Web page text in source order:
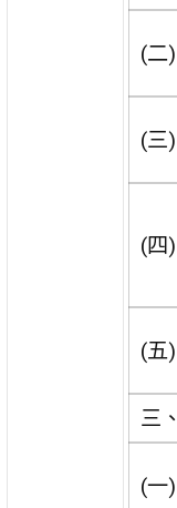
(二)
(三)
(四)
(五)
三、
(一)